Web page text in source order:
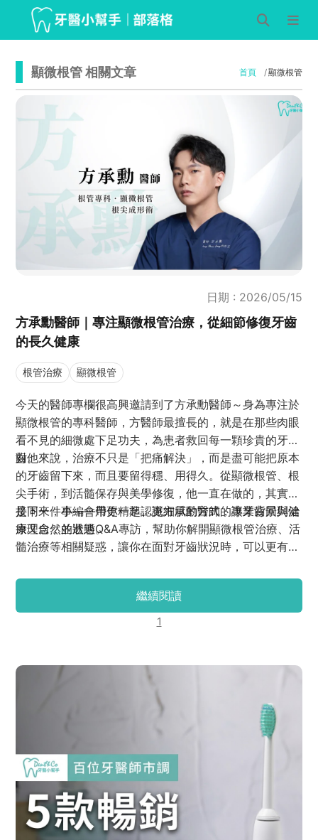
顯微根管 相關文章 首頁 顯微根管
日期 : 2026/05/15
方承勳醫師｜專注顯微根管治療，從細節修復牙齒
的長久健康
根管治療 顯微根管
今天的醫師專欄很高興邀請到了方承勳醫師～身為專注於
顯微根管的專科醫師，方醫師最擅長的，就是在那些肉眼
看不見的細微處下足功夫，為患者救回每一顆珍貴的牙
齒。
對他來說，治療不只是「把痛解決」，而是盡可能把原本
的牙齒留下來，而且要留得穩、用得久。從顯微根管、根
尖手術，到活髓保存與美學修復，他一直在做的，其實都
是同一件事——用更精準、更細膩的方式，讓牙齒回到健
康又自然的狀態。
接下來，小編會帶你一起認識方承勳醫師的專業背景與治
療理念，並透過Q&A專訪，幫助你解開顯微根管治療、活
髓治療等相關疑惑，讓你在面對牙齒狀況時，可以更有方
繼續閱讀
1